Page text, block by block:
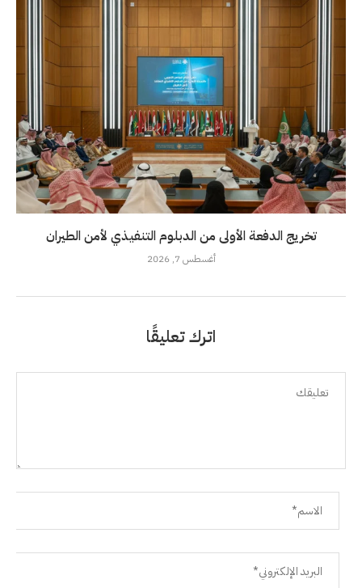
تخريج الدفعة الأولى من الدبلوم التنفيذي لأمن الطيران
أغسطس 7, 2026
اترك تعليقًا